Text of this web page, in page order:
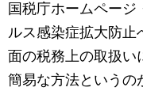
国税庁ホームページ
ルス感染症拡大防止
面の税務上の取扱い
簡易な方法というの